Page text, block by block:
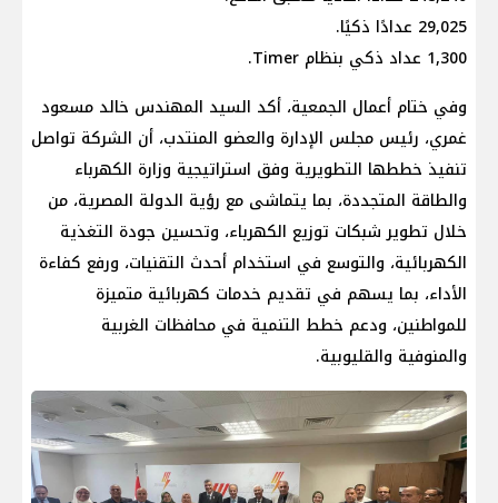
29,025 عدادًا ذكيًا.
1,300 عداد ذكي بنظام Timer.
وفي ختام أعمال الجمعية، أكد السيد المهندس خالد مسعود
غمري، رئيس مجلس الإدارة والعضو المنتدب، أن الشركة تواصل
تنفيذ خططها التطويرية وفق استراتيجية وزارة الكهرباء
والطاقة المتجددة، بما يتماشى مع رؤية الدولة المصرية، من
خلال تطوير شبكات توزيع الكهرباء، وتحسين جودة التغذية
الكهربائية، والتوسع في استخدام أحدث التقنيات، ورفع كفاءة
الأداء، بما يسهم في تقديم خدمات كهربائية متميزة
للمواطنين، ودعم خطط التنمية في محافظات الغربية
والمنوفية والقليوبية.